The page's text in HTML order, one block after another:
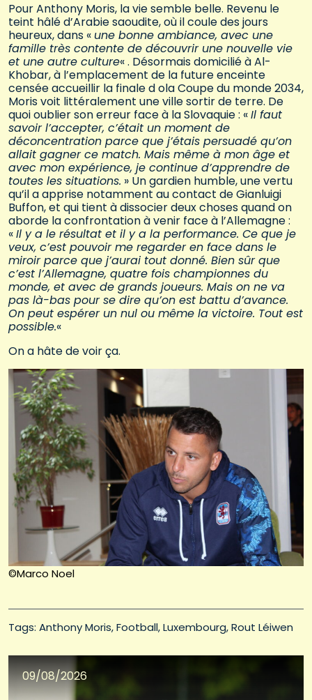
Pour Anthony Moris, la vie semble belle. Revenu le
teint hâlé d’Arabie saoudite, où il coule des jours
heureux, dans « une bonne ambiance, avec une
famille très contente de découvrir une nouvelle vie
et une autre culture« . Désormais domicilié à Al-
Khobar, à l’emplacement de la future enceinte
censée accueillir la finale d ola Coupe du monde 2034,
Moris voit littéralement une ville sortir de terre. De
quoi oublier son erreur face à la Slovaquie : «Il faut
savoir l’accepter, c’était un moment de
déconcentration parce que j’étais persuadé qu’on
allait gagner ce match. Mais même à mon âge et
avec mon expérience, je continue d’apprendre de
toutes les situations. » Un gardien humble, une vertu
qu’il a apprise notamment au contact de Gianluigi
Buffon, et qui tient à dissocier deux choses quand on
aborde la confrontation à venir face à l’Allemagne :
«Il y a le résultat et il y a la performance. Ce que je
veux, c’est pouvoir me regarder en face dans le
miroir parce que j’aurai tout donné. Bien sûr que
c’est l’Allemagne, quatre fois championnes du
monde, et avec de grands joueurs. Mais on ne va
pas là-bas pour se dire qu’on est battu d’avance.
On peut espérer un nul ou même la victoire. Tout est
possible.«
On a hâte de voir ça.
©Marco Noel
Tags: Anthony Moris Football Luxembourg Rout Léiwen
09/08/2026